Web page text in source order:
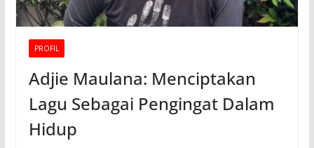
PROFIL
Adjie Maulana: Menciptakan
Lagu Sebagai Pengingat Dalam
Hidup